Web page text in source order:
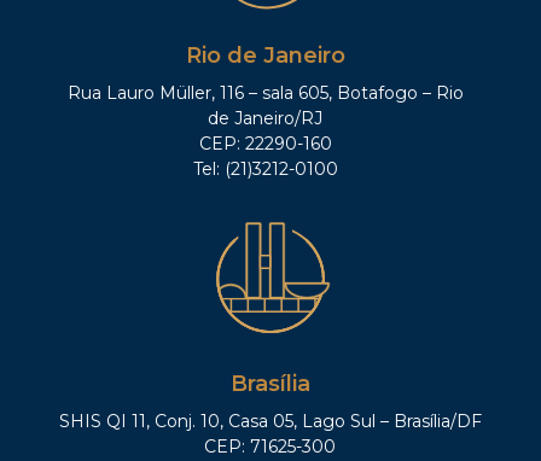
Rio de Janeiro
Rua Lauro Müller, 116 – sala 605, Botafogo – Rio
de Janeiro/RJ
CEP: 22290-160
Tel: (21)3212-0100
Brasília
SHIS QI 11, Conj. 10, Casa 05, Lago Sul – Brasília/DF
CEP: 71625-300